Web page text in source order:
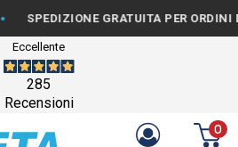
SPEDIZIONE GRATUITA PER ORDINI DA
Eccellente
285
Recensioni
0